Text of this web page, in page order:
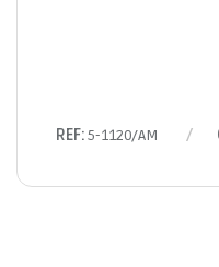
REF:5-1120/AM